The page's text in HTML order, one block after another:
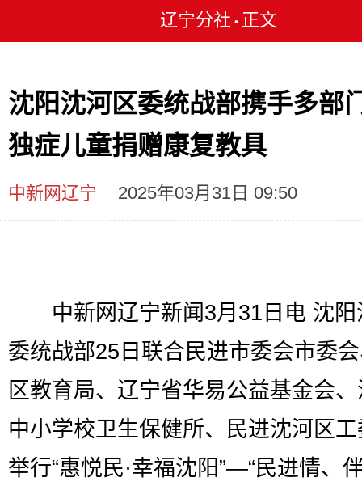
辽宁分社 • 正文
沈阳沈河区委统战部携手多部
独症儿童捐赠康复教具
中新网辽宁 2025年03月31日 09:50
中新网辽宁新闻3月31日电 沈阳
委统战部25日联合民进市委会市委
区教育局、辽宁省华易公益基金会
中小学校卫生保健所、民进沈河区
举行“惠悦民·幸福沈阳”—“民进情、